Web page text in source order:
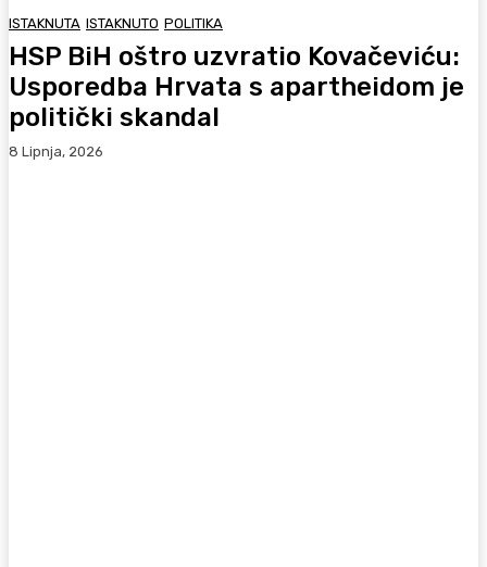
ISTAKNUTA ISTAKNUTO POLITIKA
HSP BiH oštro uzvratio Kovačeviću:
Usporedba Hrvata s apartheidom je
politički skandal
8 Lipnja, 2026